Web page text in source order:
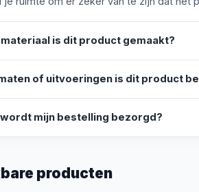
materiaal is dit product gemaakt?
of uitvoeringen is dit product
wordt mijn bestelling bezorgd?
producten